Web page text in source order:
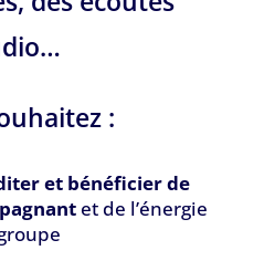
:
et bénéficier de
et de l’énergie